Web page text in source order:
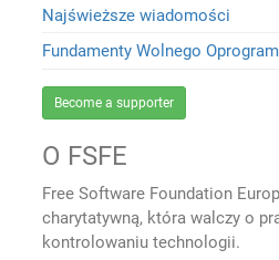
Najświeższe wiadomości
Fundamenty Wolnego
Become a supporter
O FSFE
Free Software Foundation
charytatywną, która walczy o
kontrolowaniu technologii.